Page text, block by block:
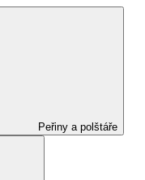
Peřiny a polštáře